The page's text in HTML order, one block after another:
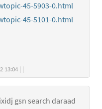
45-5903-0.html
45-5101-0.html
хэзээ бичсэн: 2013-11-02 13:04 | |
gsn search daraad